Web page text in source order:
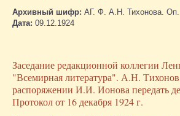
Архивный шифр: АГ. Ф. А.Н. Тихонова.
Дата: 09.12.1924
Заседание редакционной коллегии
"Всемирная литература". А.Н.
распоряжении И.И. Ионова передать
Протокол от 16 декабря 1924 г.